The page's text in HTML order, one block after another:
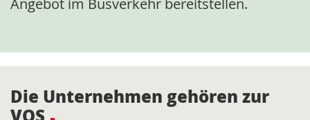
Angebot im Busverkehr bereitstellen.
Die Unternehmen gehören zur